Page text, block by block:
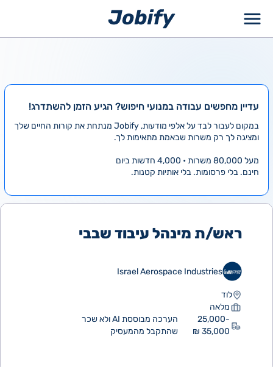
עדיין מחפשים עבודה במנועי חיפוש? הגיע הזמן להשתדרג!
במקום לעבור לבד על אלפי מודעות, Jobify מנתחת את קורות החיים שלך
ומציגה לך רק משרות שבאמת מתאימות לך.
מעל 80,000 משרות • 4,000 חדשות ביום
חינם. בלי פרסומות. בלי אותיות קטנות.
ראש/ת מינהל עיבוד שבבי
Israel Aerospace Industries
לוד
מלאה
25,000-
35,000 ₪
הערכה מבוססת AI ולא שכר
שהתקבל מהמעסיק